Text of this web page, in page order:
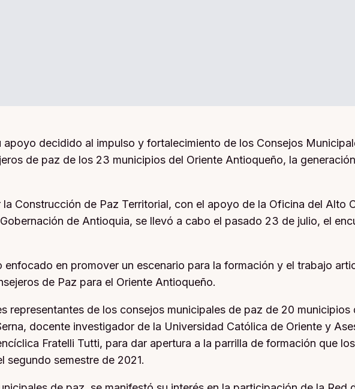
decidido al impulso y fortalecimiento de los Consejos
de paz de los 23 municipios del Oriente Antioqueño, la
Construcción de Paz Territorial, con el apoyo de la Oficina del Alto
de Antioquia, se llevó a cabo el pasado 23 de julio, el
en promover un escenario para la formación y el trabajo
de Paz para el Oriente Antioqueño.
representantes de los consejos municipales de paz de 20
docente investigador de la Universidad Católica de Oriente y
Fratelli Tutti, para dar apertura a la parrilla de formación que
segundo semestre de 2021.